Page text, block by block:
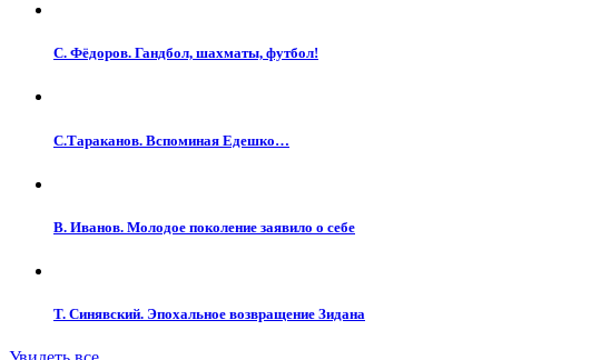
С. Фёдоров. Гандбол, шахматы, футбол!
С.Тараканов. Вспоминая Едешко…
В. Иванов. Молодое поколение заявило о себе
Т. Синявский. Эпохальное возвращение Зидана